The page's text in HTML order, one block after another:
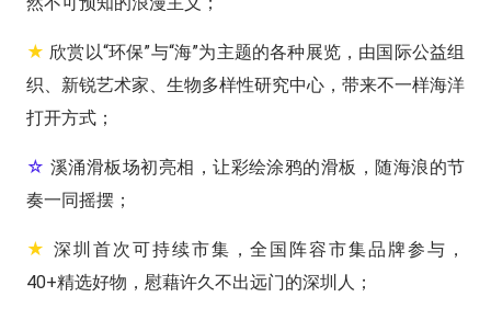
★ 欣赏以“环保”与“海”为主题的各种展览，由国际公益组
织、新锐艺术家、生物多样性研究中心，带来不一样海洋
打开方式；
☆ 溪涌滑板场初亮相，让彩绘涂鸦的滑板，随海浪的节
奏一同摇摆；
★ 深圳首次可持续市集，全国阵容市集品牌参与，
40+精选好物，慰藉许久不出远门的深圳人；